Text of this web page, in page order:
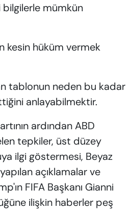
mümkün
kesin hüküm vermek
tablonun neden bu kadar
anlayabilmektir.
ardından ABD
tepkiler, üst düzey
ilgi göstermesi, Beyaz
açıklamalar ve
FIFA Başkanı Gianni
ilişkin haberler peş